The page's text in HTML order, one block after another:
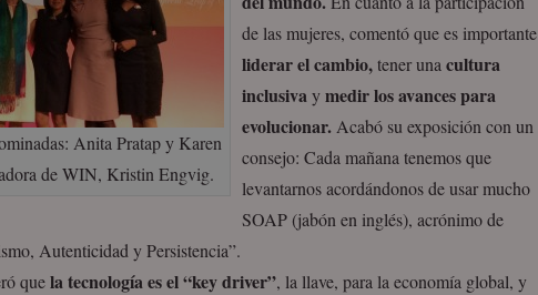
Anita Pratap y Karen
de WIN, Kristin Engvig.
de las mujeres, comentó que es importante
liderar el cambio,tener una cultura
inclusivaymedir los avances para
evolucionar. Acabó su exposición con un
consejo: Cada mañana tenemos que
levantarnos acordándonos de usar mucho
SOAP (jabón en inglés), acrónimo de
Autenticidad y Persistencia”.
quela tecnología es el “key driver”, la llave, para la economía global, y